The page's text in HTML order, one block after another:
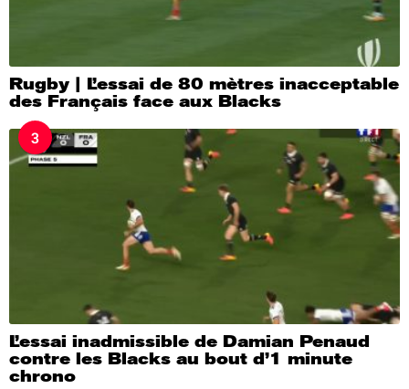
Rugby | L’essai de 80 mètres inacceptable
des Français face aux Blacks
3
L’essai inadmissible de Damian Penaud
contre les Blacks au bout d’1 minute
chrono